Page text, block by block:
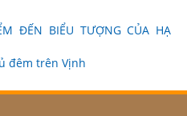
ĐẾN BIỂU TƯỢNG CỦA HẠ
đêm trên Vịnh